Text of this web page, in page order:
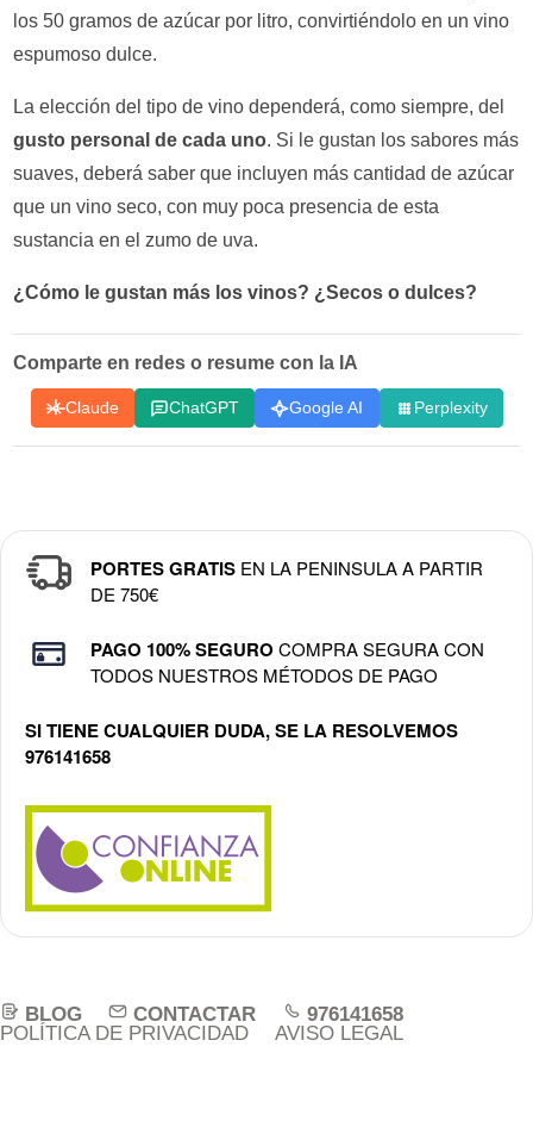
los 50 gramos de azúcar por litro, convirtiéndolo en un vino
espumoso dulce.
La elección del tipo de vino dependerá, como siempre, del
gusto personal de cada uno. Si le gustan los sabores más
suaves, deberá saber que incluyen más cantidad de azúcar
que un vino seco, con muy poca presencia de esta
sustancia en el zumo de uva.
¿Cómo le gustan más los vinos? ¿Secos o dulces?
Comparte en redes o resume con la IA
Claude ChatGPT Google AI Perplexity
PORTES GRATIS EN LA PENINSULA A PARTIR
DE 750€
PAGO 100% SEGURO COMPRA SEGURA CON
TODOS NUESTROS MÉTODOS DE PAGO
SI TIENE CUALQUIER DUDA, SE LA RESOLVEMOS
976141658
BLOG CONTACTAR
976141658
POLÍTICA DE PRIVACIDAD
AVISO LEGAL